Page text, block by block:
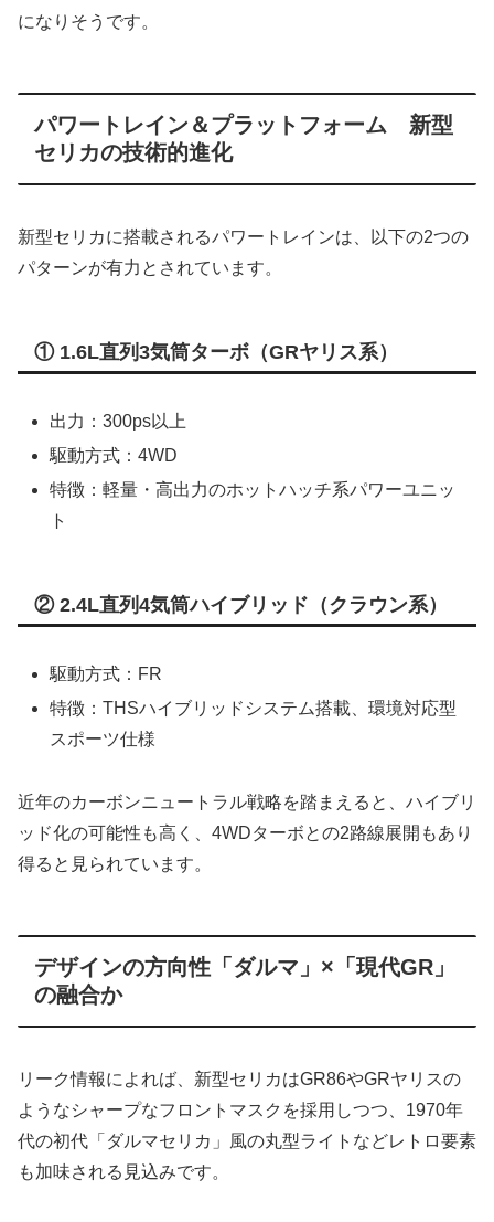
になりそうです。
パワートレイン＆プラットフォーム 新型
セリカの技術的進化
新型セリカに搭載されるパワートレインは、以下の2つの
パターンが有力とされています。
① 1.6L直列3気筒ターボ（GRヤリス系）
出力：300ps以上
駆動方式：4WD
特徴：軽量・高出力のホットハッチ系パワーユニッ
ト
② 2.4L直列4気筒ハイブリッド（クラウン系）
駆動方式：FR
特徴：THSハイブリッドシステム搭載、環境対応型
スポーツ仕様
近年のカーボンニュートラル戦略を踏まえると、ハイブリ
ッド化の可能性も高く、4WDターボとの2路線展開もあり
得ると見られています。
デザインの方向性「ダルマ」×「現代GR」
の融合か
リーク情報によれば、新型セリカはGR86やGRヤリスの
ようなシャープなフロントマスクを採用しつつ、1970年
代の初代「ダルマセリカ」風の丸型ライトなどレトロ要素
も加味される見込みです。